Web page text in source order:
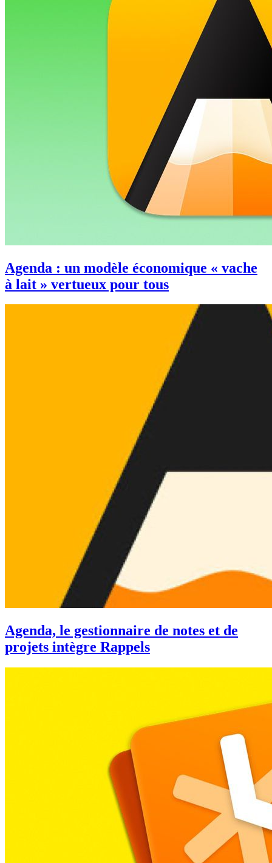
Agenda : un modèle économique « vache
à lait » vertueux pour tous
Agenda, le gestionnaire de notes et de
projets intègre Rappels